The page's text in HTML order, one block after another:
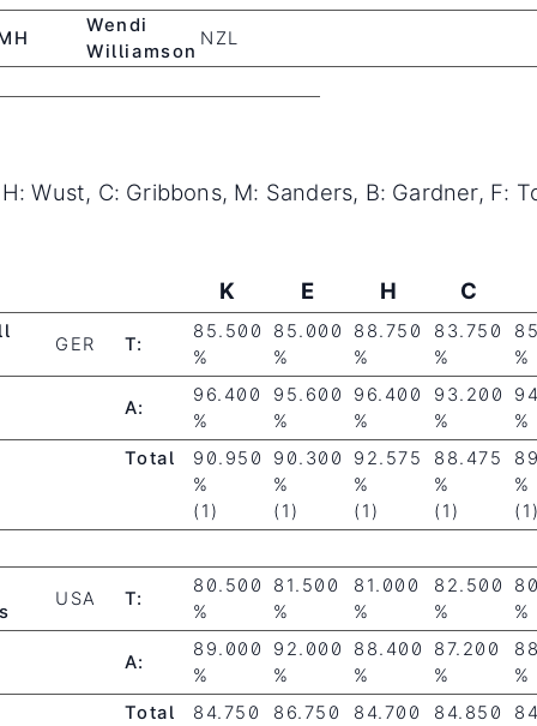
Wendi
Williamson
NZL
Wust, C: Gribbons, M: Sanders, B: Gardner, F:
K E H C
GER T:
85.500
%
85.000
%
88.750
%
83.750
%
%
A:
96.400
%
95.600
%
96.400
%
93.200
%
%
Total
90.950
%
(1)
90.300
%
(1)
92.575
%
(1)
88.475
%
(1)
%
USA T:
80.500
%
81.500
%
81.000
%
82.500
%
%
A:
89.000
%
92.000
%
88.400
%
87.200
%
%
Total
84.750 86.750 84.700 84.850